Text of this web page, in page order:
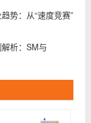
势：从“速度竞赛”
析：SM与